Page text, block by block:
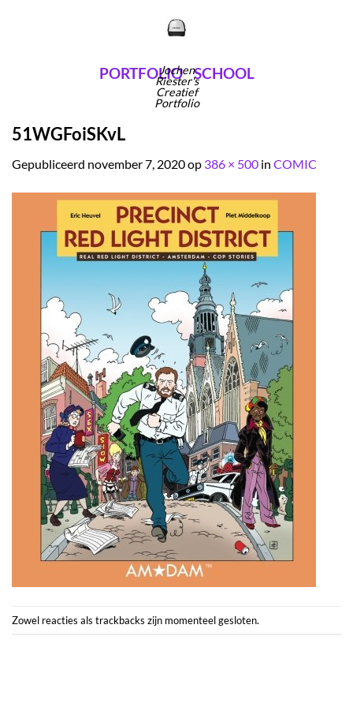
Jochen
Riester's
Creatief
Portfolio
PORTFOLIO SCHOOL
51WGFoiSKvL
Gepubliceerd november 7, 2020op 386 × 500 in COMIC
Zowel reacties als trackbacks zijn momenteel gesloten.